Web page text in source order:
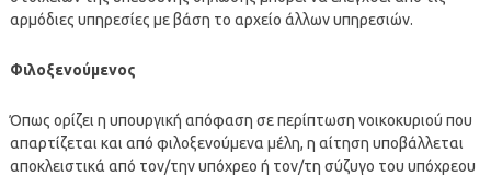
αρμόδιες υπηρεσίες με βάση το αρχείο άλλων υπηρεσιών.
Φιλοξενούμενος
Όπως ορίζει η υπουργική απόφαση σε περίπτωση νοικοκυριού που
απαρτίζεται και από φιλοξενούμενα μέλη, η αίτηση υποβάλλεται
αποκλειστι­κά από τον/την υπόχρεο ή τον/τη σύζυγο του υπόχρε­ου